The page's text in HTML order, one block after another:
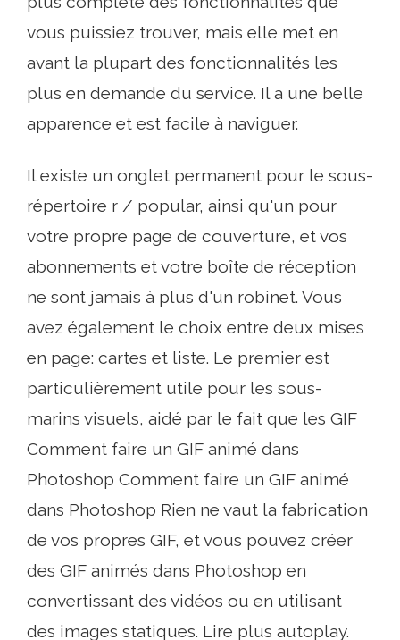
vous puissiez trouver, mais elle met en
avant la plupart des fonctionnalités les
plus en demande du service. Il a une belle
apparence et est facile à naviguer.
Il existe un onglet permanent pour le sous-
répertoire r / popular, ainsi qu'un pour
votre propre page de couverture, et vos
abonnements et votre boîte de réception
ne sont jamais à plus d'un robinet. Vous
avez également le choix entre deux mises
en page: cartes et liste. Le premier est
particulièrement utile pour les sous-
marins visuels, aidé par le fait que les GIF
Comment faire un GIF animé dans
Photoshop Comment faire un GIF animé
dans Photoshop Rien ne vaut la fabrication
de vos propres GIF, et vous pouvez créer
des GIF animés dans Photoshop en
convertissant des vidéos ou en utilisant
des images statiques. Lire plus autoplay.